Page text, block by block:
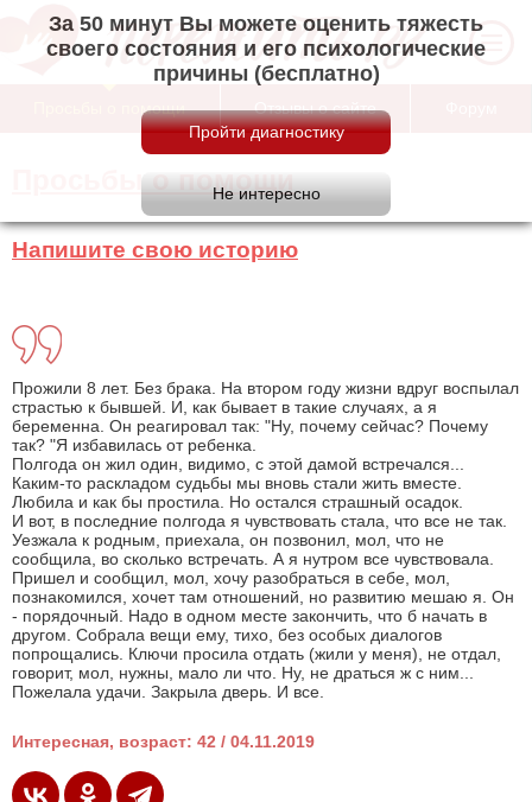
За 50 минут Вы можете оценить тяжесть
своего состояния и его психологические
причины (бесплатно)
Просьбы о помощи Отзывы о сайте
Просьбы о помощи
Напишите свою историю
Прожили 8 лет. Без брака. На втором году жизни вдруг воспылал
страстью к бывшей. И, как бывает в такие случаях, а я
беременна. Он реагировал так: "Ну, почему сейчас? Почему
так? "Я избавилась от ребенка.
Полгода он жил один, видимо, с этой дамой встречался...
Каким-то раскладом судьбы мы вновь стали жить вместе.
Любила и как бы простила. Но остался страшный осадок.
И вот, в последние полгода я чувствовать стала, что все не так.
Уезжала к родным, приехала, он позвонил, мол, что не
сообщила, во сколько встречать. А я нутром все чувствовала.
Пришел и сообщил, мол, хочу разобраться в себе, мол,
познакомился, хочет там отношений, но развитию мешаю я. Он
- порядочный. Надо в одном месте закончить, что б начать в
другом. Собрала вещи ему, тихо, без особых диалогов
попрощались. Ключи просила отдать (жили у меня), не отдал,
говорит, мол, нужны, мало ли что. Ну, не драться ж с ним...
Пожелала удачи. Закрыла дверь. И все.
Интересная, возраст: 42 / 04.11.2019